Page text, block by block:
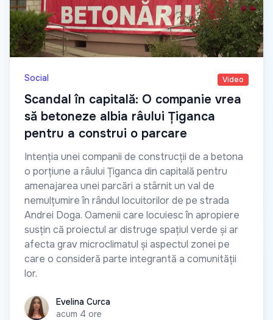
Social Video
Scandal în capitală: O companie vrea
să betoneze albia râului Țiganca
pentru a construi o parcare
Intenția unei companii de construcții de a betona
o porțiune a râului Țiganca din capitală pentru
amenajarea unei parcări a stârnit un val de
nemulțumire în rândul locuitorilor de pe strada
Andrei Doga. Oamenii care locuiesc în apropiere
susțin că proiectul ar distruge spațiul verde și ar
afecta grav microclimatul și aspectul zonei pe
care o consideră parte integrantă a comunității
lor.
Evelina CurcaEvelina Curca
acum 4 ore